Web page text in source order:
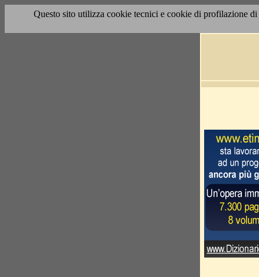
Questo sito utilizza cookie tecnici e cookie di profilazione